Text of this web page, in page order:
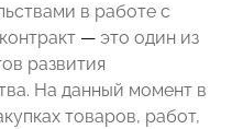
в работе с
— это один из
развития
На данный момент в
товаров, работ,